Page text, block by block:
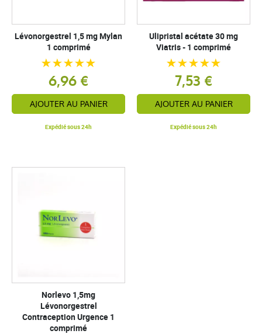
Lévonorgestrel 1,5 mg Mylan
1 comprimé
6,96 €
AJOUTER AU PANIER
Expédié sous 24h
Ulipristal acétate 30 mg
Viatris - 1 comprimé
7,53 €
AJOUTER AU PANIER
Expédié sous 24h
Norlevo 1,5mg
Lévonorgestrel
Contraception Urgence 1
comprimé